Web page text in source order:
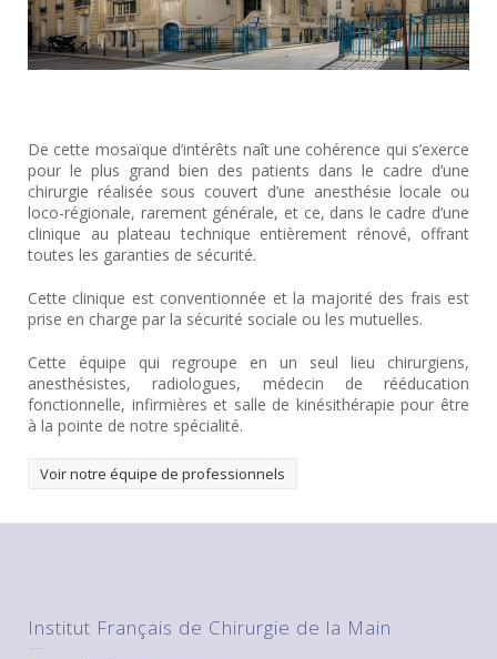
De cette mosaïque d’intérêts naît une cohérence qui s’exerce
pour le plus grand bien des patients dans le cadre d’une
chirurgie réalisée sous couvert d’une anesthésie locale ou
loco-régionale, rarement générale, et ce, dans le cadre d’une
clinique au plateau technique entièrement rénové, offrant
toutes les garanties de sécurité.
Cette clinique est conventionnée et la majorité des frais est
prise en charge par la sécurité sociale ou les mutuelles.
Cette équipe qui regroupe en un seul lieu chirurgiens,
anesthésistes, radiologues, médecin de rééducation
fonctionnelle, infirmières et salle de kinésithérapie pour être
à la pointe de notre spécialité.
Voir notre équipe de professionnels
Institut Français de Chirurgie de la Main